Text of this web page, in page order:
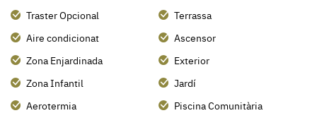
Traster Opcional
Terrassa
Aire condicionat
Ascensor
Zona Enjardinada
Exterior
Zona Infantil
Jardí
Aerotermia
Piscina Comunitària